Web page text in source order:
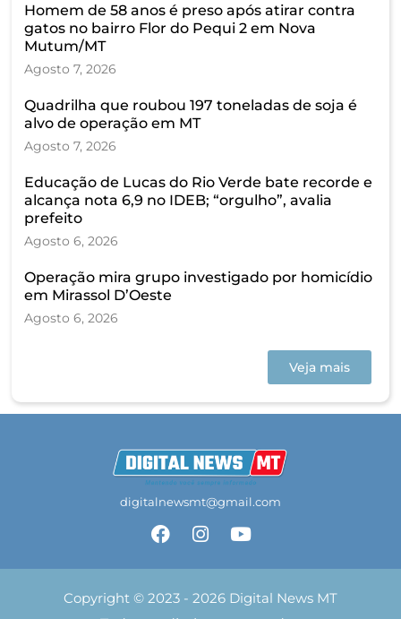
Homem de 58 anos é preso após atirar contra
gatos no bairro Flor do Pequi 2 em Nova
Mutum/MT
Agosto 7, 2026
Quadrilha que roubou 197 toneladas de soja é
alvo de operação em MT
Agosto 7, 2026
Educação de Lucas do Rio Verde bate recorde e
alcança nota 6,9 no IDEB; “orgulho”, avalia
prefeito
Agosto 6, 2026
Operação mira grupo investigado por homicídio
em Mirassol D’Oeste
Agosto 6, 2026
Veja mais
digitalnewsmt@gmail.com
Copyright © 2023 - 2026 Digital News MT